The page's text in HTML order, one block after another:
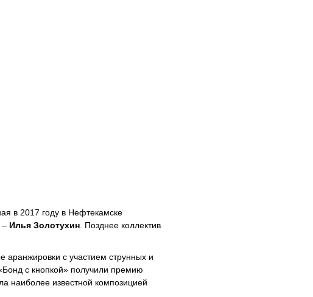
в 2017 году в Нефтекамске
– Илья Золотухин . Позднее коллектив
аранжировки с участием струнных и
с кнопкой» получили премию
наиболее известной композицией